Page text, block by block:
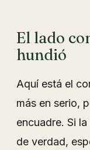
El lado
hundió
Aquí está el
más en serio,
encuadre. Si
de verdad,